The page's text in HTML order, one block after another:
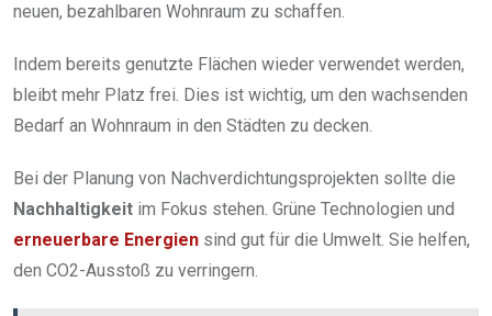
neuen, bezahlbaren Wohnraum zu schaffen.
Indem bereits genutzte Flächen wieder verwendet werden,
bleibt mehr Platz frei. Dies ist wichtig, um den wachsenden
Bedarf an Wohnraum in den Städten zu decken.
Bei der Planung von Nachverdichtungsprojekten sollte die
Nachhaltigkeit im Fokus stehen. Grüne Technologien und
erneuerbare Energien sind gut für die Umwelt. Sie helfen,
den CO2-Ausstoß zu verringern.